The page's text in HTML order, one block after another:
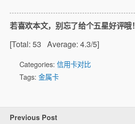
若喜欢本文，别忘了给个五星好评哦！
[Total: 53 Average: 4.3/5]
Categories: 信用卡对比
Tags: 金属卡
Previous Post